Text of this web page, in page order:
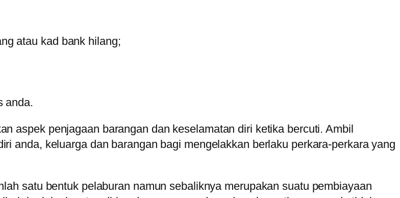
atau kad bank hilang;
anda.
aspek penjagaan barangan dan keselamatan diri ketika bercuti. Ambil
anda, keluarga dan barangan bagi mengelakkan berlaku perkara-perkara yang
satu bentuk pelaburan namun sebaliknya merupakan suatu pembiayaan